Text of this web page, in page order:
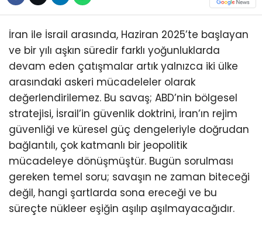
İran ile İsrail arasında, Haziran 2025’te başlayan
ve bir yılı aşkın süredir farklı yoğunluklarda
devam eden çatışmalar artık yalnızca iki ülke
arasındaki askeri mücadeleler olarak
değerlendirilemez. Bu savaş; ABD’nin bölgesel
stratejisi, İsrail’in güvenlik doktrini, İran’ın rejim
güvenliği ve küresel güç dengeleriyle doğrudan
bağlantılı, çok katmanlı bir jeopolitik
mücadeleye dönüşmüştür. Bugün sorulması
gereken temel soru; savaşın ne zaman biteceği
değil, hangi şartlarda sona ereceği ve bu
süreçte nükleer eşiğin aşılıp aşılmayacağıdır.